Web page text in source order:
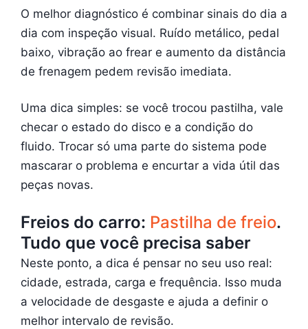
O melhor diagnóstico é combinar sinais do dia a
dia com inspeção visual. Ruído metálico, pedal
baixo, vibração ao frear e aumento da distância
de frenagem pedem revisão imediata.
Uma dica simples: se você trocou pastilha, vale
checar o estado do disco e a condição do
fluido. Trocar só uma parte do sistema pode
mascarar o problema e encurtar a vida útil das
peças novas.
Freios do carro: Pastilha de freio.
Tudo que você precisa saber
Neste ponto, a dica é pensar no seu uso real:
cidade, estrada, carga e frequência. Isso muda
a velocidade de desgaste e ajuda a definir o
melhor intervalo de revisão.